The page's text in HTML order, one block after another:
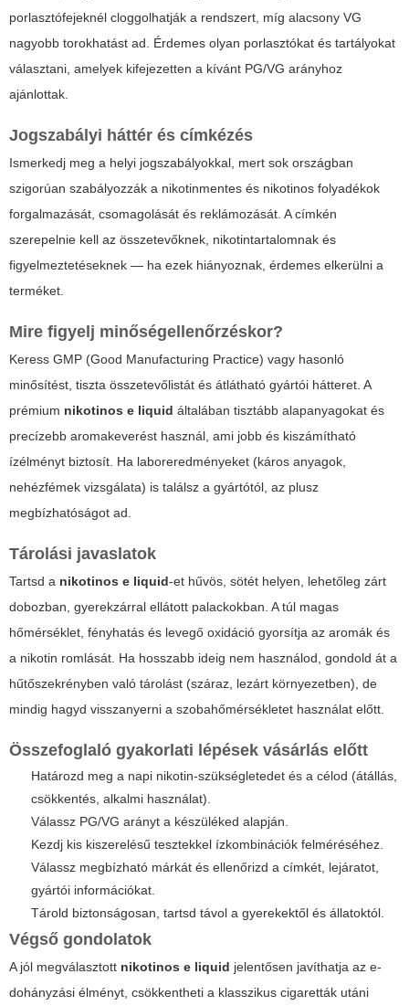
porlasztófejeknél cloggolhatják a rendszert, míg alacsony VG
nagyobb torokhatást ad. Érdemes olyan porlasztókat és tartályokat
választani, amelyek kifejezetten a kívánt PG/VG arányhoz
ajánlottak.
Jogszabályi háttér és címkézés
Ismerkedj meg a helyi jogszabályokkal, mert sok országban
szigorúan szabályozzák a nikotinmentes és nikotinos folyadékok
forgalmazását, csomagolását és reklámozását. A címkén
szerepelnie kell az összetevőknek, nikotintartalomnak és
figyelmeztetéseknek — ha ezek hiányoznak, érdemes elkerülni a
terméket.
Mire figyelj minőségellenőrzéskor?
Keress GMP (Good Manufacturing Practice) vagy hasonló
minősítést, tiszta összetevőlistát és átlátható gyártói hátteret. A
prémium nikotinos e liquid általában tisztább alapanyagokat és
precízebb aromakeverést használ, ami jobb és kiszámítható
ízélményt biztosít. Ha laboreredményeket (káros anyagok,
nehézfémek vizsgálata) is találsz a gyártótól, az plusz
megbízhatóságot ad.
Tárolási javaslatok
Tartsd a nikotinos e liquid-et hűvös, sötét helyen, lehetőleg zárt
dobozban, gyerekzárral ellátott palackokban. A túl magas
hőmérséklet, fényhatás és levegő oxidáció gyorsítja az aromák és
a nikotin romlását. Ha hosszabb ideig nem használod, gondold át a
hűtőszekrényben való tárolást (száraz, lezárt környezetben), de
mindig hagyd visszanyerni a szobahőmérsékletet használat előtt.
Összefoglaló gyakorlati lépések vásárlás előtt
Határozd meg a napi nikotin-szükségletedet és a célod (átállás,
csökkentés, alkalmi használat).
Válassz PG/VG arányt a készüléked alapján.
Kezdj kis kiszerelésű tesztekkel ízkombinációk felméréséhez.
Válassz megbízható márkát és ellenőrizd a címkét, lejáratot,
gyártói információkat.
Tárold biztonságosan, tartsd távol a gyerekektől és állatoktól.
Végső gondolatok
A jól megválasztott nikotinos e liquid jelentősen javíthatja az e-
dohányzási élményt, csökkentheti a klasszikus cigaretták utáni